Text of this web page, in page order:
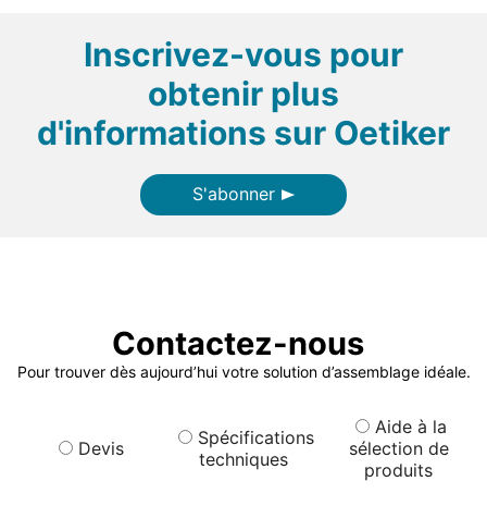
Inscrivez-vous pour
obtenir plus
d'informations sur Oetiker
S'abonner
Contactez-nous
Pour trouver dès aujourd’hui votre solution d’assemblage idéale.
Devis
Spécifications
techniques
Aide à la
sélection de
produits